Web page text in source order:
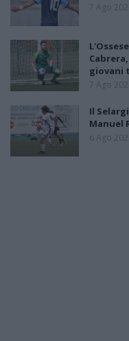
7 Ago 2026
giovani
7 Ago 2026
Il
Manuel
6 Ago 2026